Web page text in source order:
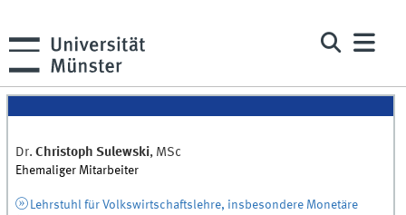
Dr. Christoph Sulewski, MSc
Ehemaliger Mitarbeiter
Lehrstuhl für Volkswirtschaftslehre, insbesondere Monetäre